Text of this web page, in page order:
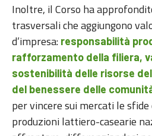
Inoltre, il Corso ha
trasversali che aggiungono
d’impresa: responsabilità
rafforzamento della filiera,
sostenibilità delle risorse
del benessere delle
per vincere sui mercati le
produzioni lattiero-casearie